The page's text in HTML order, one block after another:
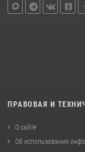
ПРАВОВАЯ И
О сайте
Об использовании